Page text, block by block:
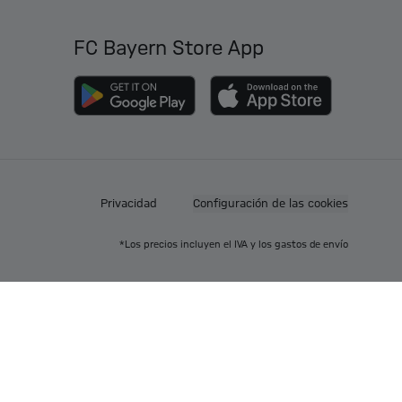
FC Bayern Store App
Privacidad Configuración de las cookies
*Los precios incluyen el IVA y los gastos de envío